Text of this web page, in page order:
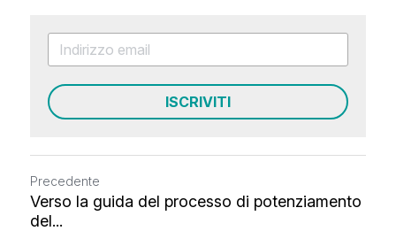
ISCRIVITI
Precedente
Verso la guida del processo di potenziamento
del...